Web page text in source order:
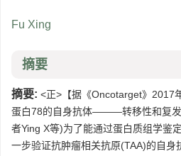
Fu Xing
摘要
摘要: <正>【据《Oncotarget》2017
蛋白78的自身抗体———转移性和复发
者Ying X等)为了能通过蛋白质组学鉴
一步验证抗肿瘤相关抗原(TAA)的自身